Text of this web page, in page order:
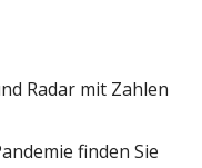
Radar mit Zahlen
finden Sie